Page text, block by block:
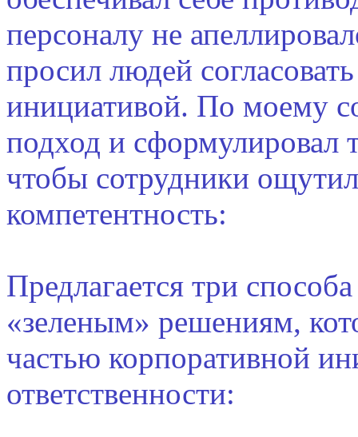
персоналу не
просил людей
инициативой. По моему
подход и сформулировал
чтобы сотрудники
компетентность:
Предлагается три
«зеленым» решениям,
частью корпоративной
ответственности: